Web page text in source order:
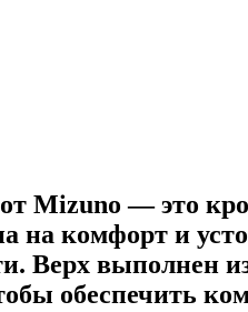
Mizuno — это
на комфорт и
Верх выполнен
обеспечить